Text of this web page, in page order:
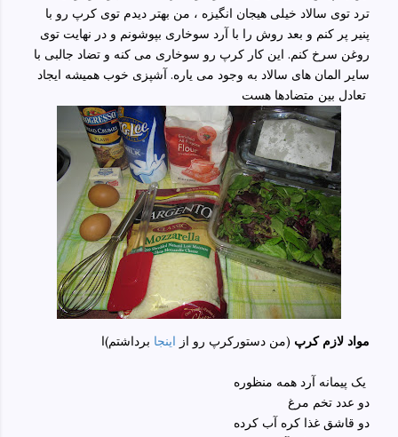
ترد توی سالاد خیلی هیجان انگیزه ، من بهتر دیدم توی کرپ رو با
پنیر پر کنم و بعد روش را با آرد سوخاری بپوشونم و در نهایت توی
روغن سرخ کنم. این کار کرپ رو سوخاری می کنه و تضاد جالبی با
سایر المان های سالاد به وجود می یاره. آشپزی خوب همیشه ایجاد
مواد لازم کرپ (من دستورکرپ رو از اینجا برداشتم)ا
دو عدد تخم مرغ
دو قاشق غذا کره آب کرده